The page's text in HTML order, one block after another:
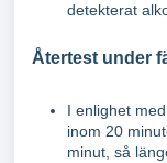
detekterat
Återtest under
I enlighet
inom 20
minut, så